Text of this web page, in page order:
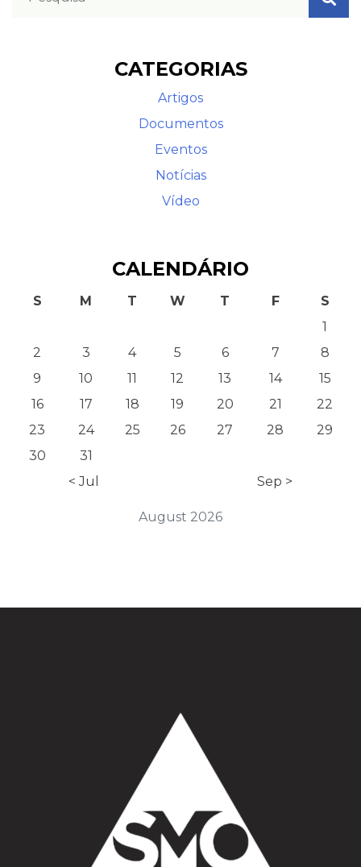
CATEGORIAS
Artigos
Documentos
Eventos
Notícias
Vídeo
CALENDÁRIO
August 2026
S M T W T F
S
1
2
3 4 5 6 7
8
9
10 11 12 13 14
15
16
17 18 19 20 21
22
23
24 25 26 27 28
29
30
31
< Jul
Sep >